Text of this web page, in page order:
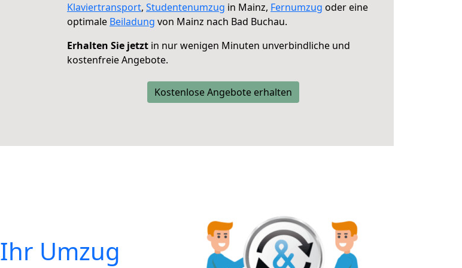
Klaviertransport, Studentenumzug in Mainz, Fernumzug oder eine
optimale Beiladung von Mainz nach Bad Buchau.
Erhalten Sie jetzt in nur wenigen Minuten unverbindliche und
kostenfreie Angebote.
Kostenlose Angebote erhalten
Ihr Umzug